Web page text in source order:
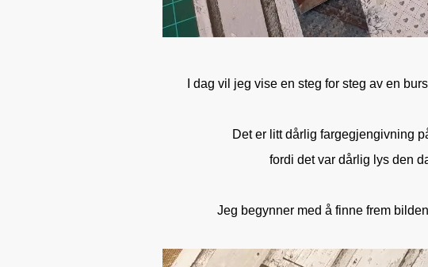
I dag vil jeg vise en steg for steg av en
Det er litt dårlig fargegjengivning
fordi det var dårlig lys den
Jeg begynner med å finne frem